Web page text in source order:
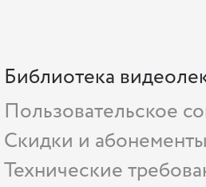
Библиотека
Пользовательское
Скидки и абонементы
Технические